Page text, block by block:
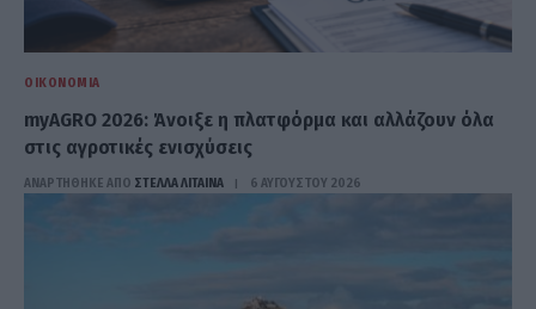
ΟΙΚΟΝΟΜΊΑ
myAGRO 2026: Άνοιξε η πλατφόρμα και αλλάζουν όλα
στις αγροτικές ενισχύσεις
ΑΝΑΡΤΗΘΗΚΕ ΑΠΟ ΣΤΈΛΛΑ ΛΊΤΑΙΝΑ 6 ΑΥΓΟΎΣΤΟΥ 2026